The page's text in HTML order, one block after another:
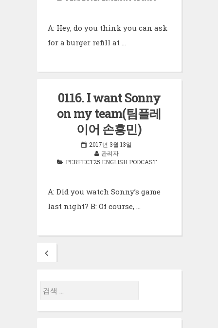
A: Hey, do you think you can ask
for a burger refill at …
0116. I want Sonny
on my team(팀플레
이어 손흥민)
2017년 3월 13일
관리자
PERFECT25 ENGLISH PODCAST
A: Did you watch Sonny’s game
last night? B: Of course, …
Posts
navigation
검
색: